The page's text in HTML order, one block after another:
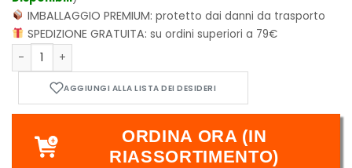
IMBALLAGGIO PREMIUM:protetto dai danni da trasporto
SPEDIZIONE GRATUITA:su ordini superiori a 79€
Procioni Puzzoni quantità
ORDINA ORA (IN
RIASSORTIMENTO)